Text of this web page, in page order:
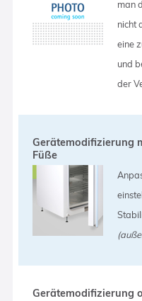
man
nicht
eine
und
der
Gerätemodifizierung
Füße
Gerätemodifizierung